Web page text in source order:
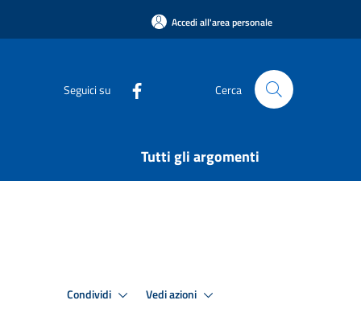
Accedi all'area personale
Seguici su Cerca
Tutti gli argomenti
Condividi Vedi azioni